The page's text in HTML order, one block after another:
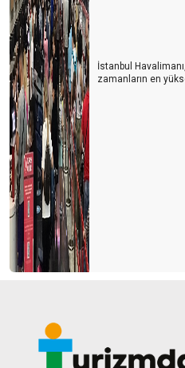
İstanbul
zamanların en